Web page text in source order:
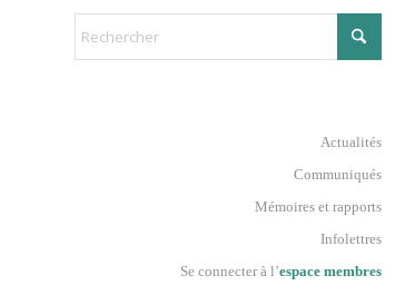
Actualités
Communiqués
Mémoires et rapports
Infolettres
Se connecter à l’espace membres